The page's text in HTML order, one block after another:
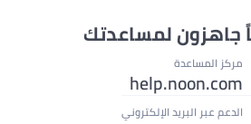
جاهزون لمساعدتك
مركز المساعدة
عبر البريد الإلكتروني